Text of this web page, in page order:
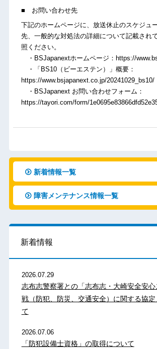
■ お問い合わせ先
下記のホームページに、放送休止のスケジュ
先、一般的な対処法の詳細について記載され
照ください。
・BSJapanextホームページ：https://
・「BS10（ビーエステン）」概要：
https://www.bsjapanext.co.jp/20241029_bs10/
・BSJapanext お問い合わせフォーム：
https://tayori.com/form/
新着情報一覧
障害メンテナンス情報一覧
新着情報
2026.07.29
志布志警察署との「志布志・大崎安全安
戦（防犯、防災、交通安全）に関する協
て
2026.07.06
「防犯設備士資格」の取得について